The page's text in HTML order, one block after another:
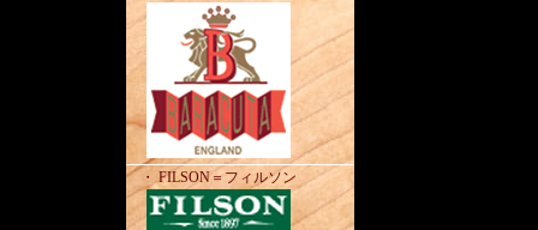
・ FILSON＝フィルソン